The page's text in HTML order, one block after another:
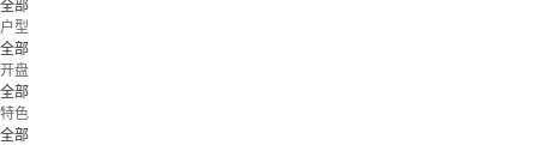
全部
户型
全部
开盘
全部
特色
全部